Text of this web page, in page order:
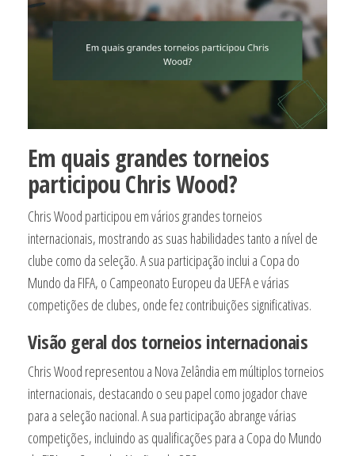
Em quais grandes torneios
participou Chris Wood?
Chris Wood participou em vários grandes torneios
internacionais, mostrando as suas habilidades tanto a nível de
clube como da seleção. A sua participação inclui a Copa do
Mundo da FIFA, o Campeonato Europeu da UEFA e várias
competições de clubes, onde fez contribuições significativas.
Visão geral dos torneios internacionais
Chris Wood representou a Nova Zelândia em múltiplos torneios
internacionais, destacando o seu papel como jogador chave
para a seleção nacional. A sua participação abrange várias
competições, incluindo as qualificações para a Copa do Mundo